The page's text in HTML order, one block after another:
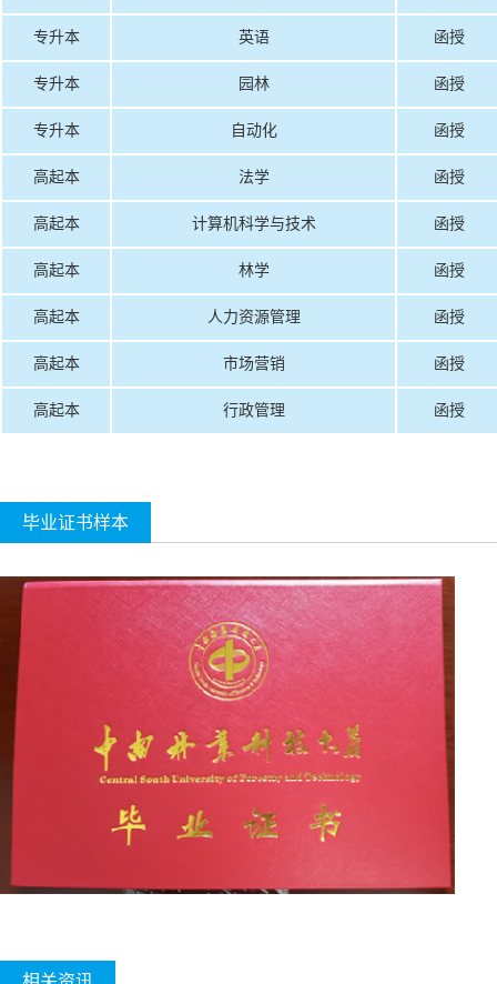
专升本 英语 函授
专升本 园林 函授
专升本 自动化 函授
高起本 法学 函授
高起本 计算机科学与技术 函授
高起本 林学 函授
高起本 人力资源管理 函授
高起本 市场营销 函授
高起本 行政管理 函授
毕业证书样本